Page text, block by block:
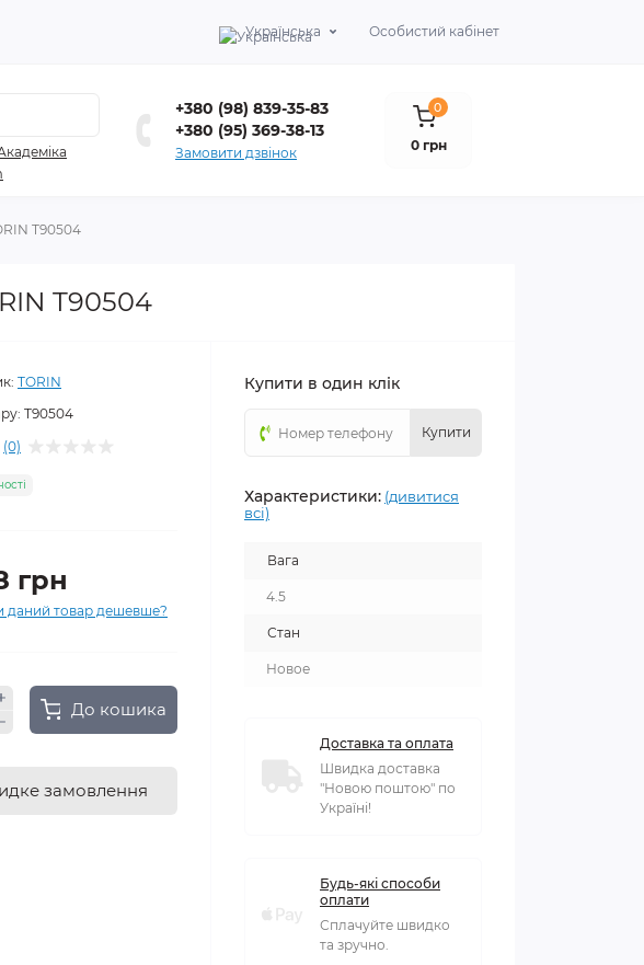
Українська Особистий кабінет
+380 (98) 839-35-83
+380 (95) 369-38-13
Замовити дзвінок
0
0 грн
T90504
T90504
TORIN
T90504
(0)
грн
даний товар дешевше?
До кошика
замовлення
Купити в один клік
Купити
Характеристики: (дивитися
всі)
Вага
4.5
Стан
Новое
Доставка та оплата
Швидка доставка
"Новою поштою" по
Україні!
Будь-які способи
оплати
Сплачуйте швидко
та зручно.